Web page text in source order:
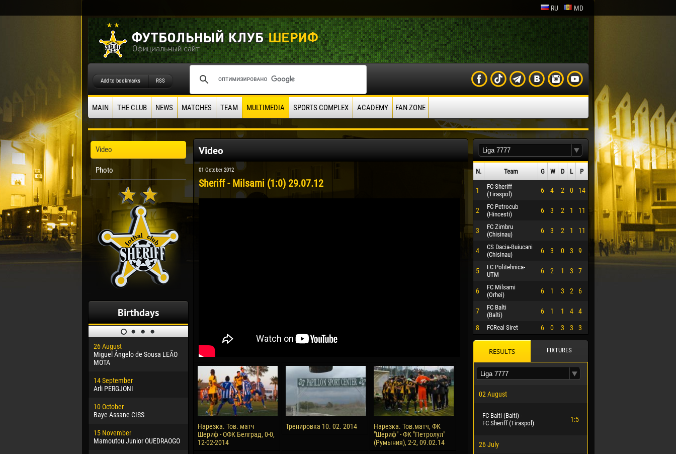
RU MD
Add to bookmarks RSS
MAIN THE CLUB NEWS MATCHES TEAM MULTIMEDIA SPORTS COMPLEX ACADEMY FAN ZONE
Video
Photo
Birthdays
26 August
Miguel Ângelo de Sousa LEÃO
MOTA
14 September
Arli PERGJONI
10 October
Baye Assane CISS
15 November
Mamoutou Junior OUEDRAOGO
30 January
Dhoraso Moreo KLAS
24 February
Vladislav COSTIN
02 March
Veaceslav COZMA
09 March
Emmanuel AFETSE
04 May
13 May
Renat JOSAN
Nicolaе CEBOTARI
15 June
Konan Jaures-Ulrich LOUKOU
21 July
Emil TIMBUR
24 July
Mihail COROTCOV
27 July
Vladimir FRATEA
Video
01 October 2012
Sheriff - Milsami (1:0) 29.07.12
Нарезка. Тов. матч
Шериф - ОФК Белград, 0-0,
12-02-2014
Тренировка 10. 02. 2014
Нарезка. Тов.матч, ФК
"Шериф" - ФК "Петролул"
(Румыния), 2-2, 09.02.14
N. Team G W D L P
1
FC Sheriff
(Tiraspol)
6 4 2 0 14
2
FC Petrocub
(Hincesti)
6 3 2 1 11
3
FC Zimbru
(Chisinau)
6 3 2 1 11
4
CS Dacia-Buiucani
(Chisinau)
6 3 0 3 9
5
FC Politehnica-
UTM
6 2 1 3 7
6
FC Milsami
(Orhei)
6 1 3 2 6
7
FC Balti
(Balti)
6 1 1 4 4
8 FCReal Siret 6 0 3 3 3
RESULTS FIXTURES
02 August
FC Balti (Balti) -
FC Sheriff (Tiraspol)
1:5
26 July